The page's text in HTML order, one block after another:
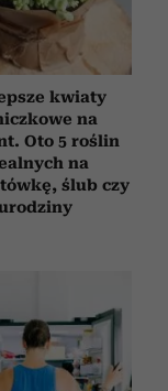
kwiaty
na
Oto 5 roślin
na
ślub czy